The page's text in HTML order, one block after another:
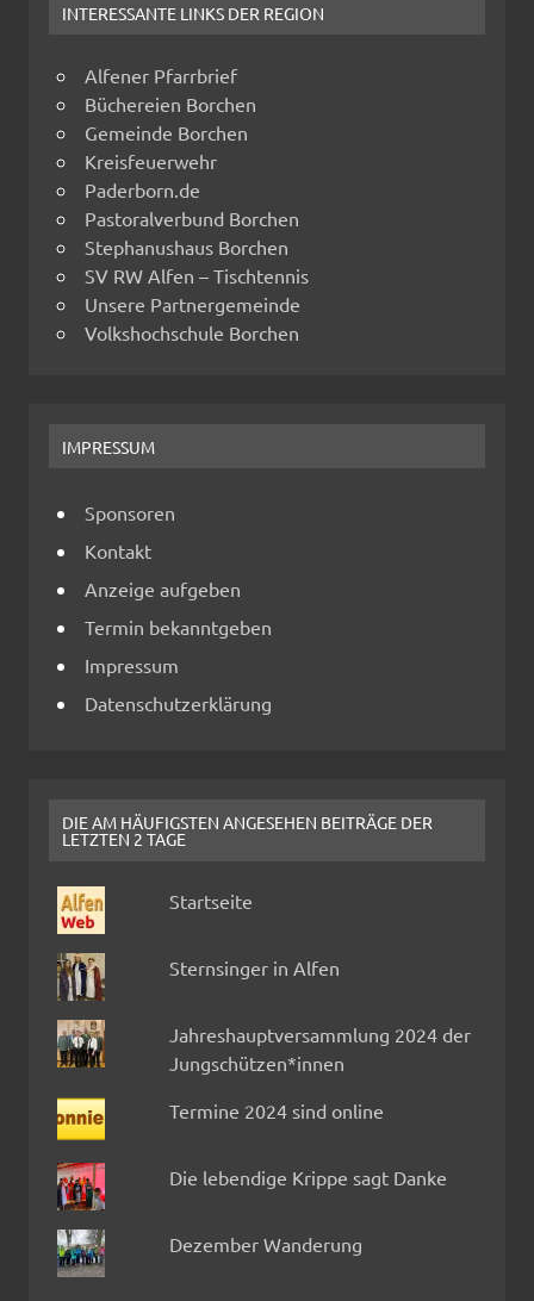
INTERESSANTE LINKS DER REGION
Alfener Pfarrbrief
Büchereien Borchen
Gemeinde Borchen
Kreisfeuerwehr
Paderborn.de
Pastoralverbund Borchen
Stephanushaus Borchen
SV RW Alfen – Tischtennis
Unsere Partnergemeinde
Volkshochschule Borchen
IMPRESSUM
Sponsoren
Kontakt
Anzeige aufgeben
Termin bekanntgeben
Impressum
Datenschutzerklärung
DIE AM HÄUFIGSTEN ANGESEHEN BEITRÄGE DER
LETZTEN 2 TAGE
Startseite
Sternsinger in Alfen
Jahreshauptversammlung 2024 der
Jungschützen*innen
Termine 2024 sind online
Die lebendige Krippe sagt Danke
Dezember Wanderung